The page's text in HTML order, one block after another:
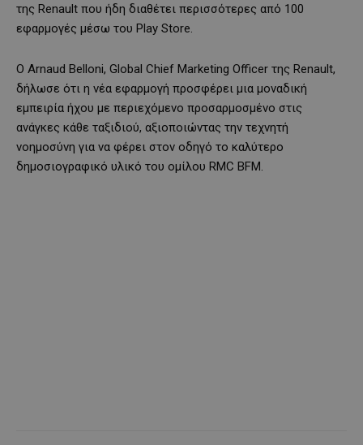
της Renault που ήδη διαθέτει περισσότερες από 100
εφαρμογές μέσω του Play Store.
Ο Arnaud Belloni, Global Chief Marketing Officer της Renault,
δήλωσε ότι η νέα εφαρμογή προσφέρει μια μοναδική
εμπειρία ήχου με περιεχόμενο προσαρμοσμένο στις
ανάγκες κάθε ταξιδιού, αξιοποιώντας την τεχνητή
νοημοσύνη για να φέρει στον οδηγό το καλύτερο
δημοσιογραφικό υλικό του ομίλου RMC BFM.